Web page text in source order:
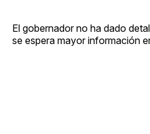
El gobernador no ha dado
se espera mayor información